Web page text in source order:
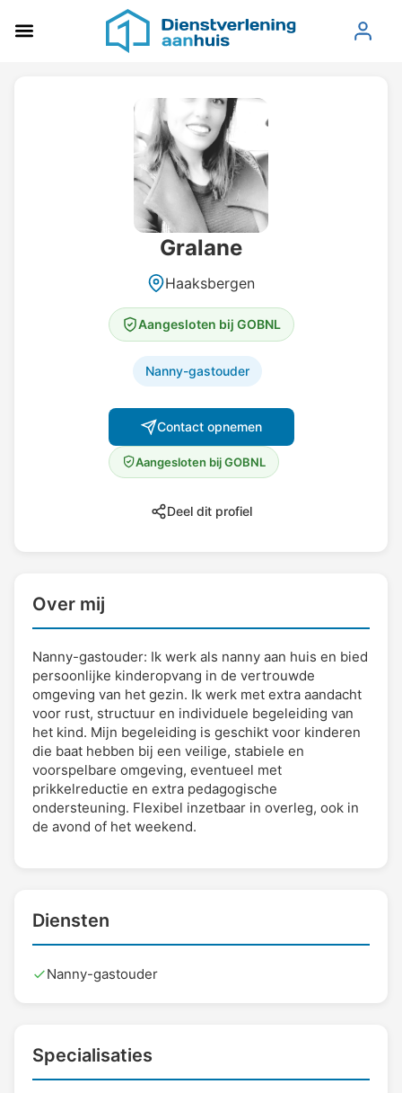
Gralane
Haaksbergen
Aangesloten bij GOBNL
Nanny-gastouder
Contact opnemen
Aangesloten bij GOBNL
Deel dit profiel
Over mij
Nanny-gastouder: Ik werk als nanny aan huis en bied
persoonlijke kinderopvang in de vertrouwde
omgeving van het gezin. Ik werk met extra aandacht
voor rust, structuur en individuele begeleiding van
het kind. Mijn begeleiding is geschikt voor kinderen
die baat hebben bij een veilige, stabiele en
voorspelbare omgeving, eventueel met
prikkelreductie en extra pedagogische
ondersteuning. Flexibel inzetbaar in overleg, ook in
de avond of het weekend.
Diensten
Nanny-gastouder
Specialisaties